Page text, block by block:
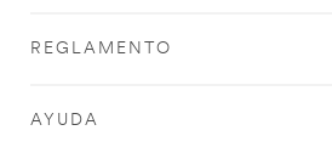
REGLAMENTO
AYUDA